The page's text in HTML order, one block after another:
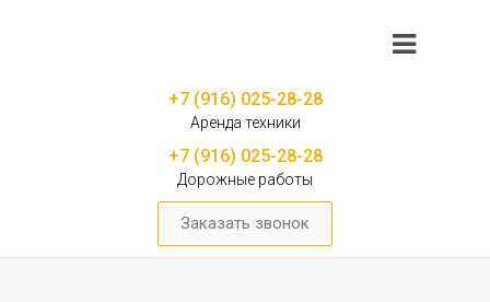
+7 (916) 025-28-28
Аренда техники
+7 (916) 025-28-28
Дорожные работы
Заказать звонок